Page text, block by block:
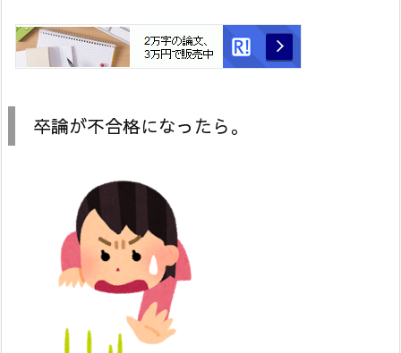
卒論が不合格になったら。